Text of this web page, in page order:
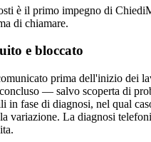
è il primo impegno di
di chiamare.
e bloccato
prima dell'inizio dei
— salvo scoperta di
in fase di diagnosi, nel qual
variazione. La diagnosi